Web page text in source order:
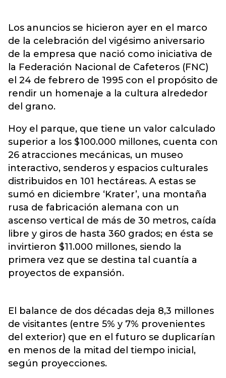
Los anuncios se hicieron ayer en el marco
de la celebración del vigésimo aniversario
de la empresa que nació como iniciativa de
la Federación Nacional de Cafeteros (FNC)
el 24 de febrero de 1995 con el propósito de
rendir un homenaje a la cultura alrededor
del grano.
Hoy el parque, que tiene un valor calculado
superior a los $100.000 millones, cuenta con
26 atracciones mecánicas, un museo
interactivo, senderos y espacios culturales
distribuidos en 101 hectáreas. A estas se
sumó en diciembre ‘Krater’, una montaña
rusa de fabricación alemana con un
ascenso vertical de más de 30 metros, caída
libre y giros de hasta 360 grados; en ésta se
invirtieron $11.000 millones, siendo la
primera vez que se destina tal cuantía a
proyectos de expansión.
El balance de dos décadas deja 8,3 millones
de visitantes (entre 5% y 7% provenientes
del exterior) que en el futuro se duplicarían
en menos de la mitad del tiempo inicial,
según proyecciones.